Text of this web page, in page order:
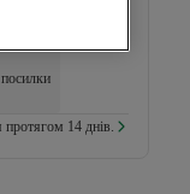
протягом 14 днів.